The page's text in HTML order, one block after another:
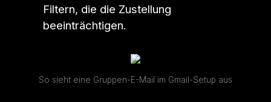
Filtern, die die Zustellung
beeinträchtigen.
So sieht eine Gruppen-E-Mail im Gmail-Setup aus